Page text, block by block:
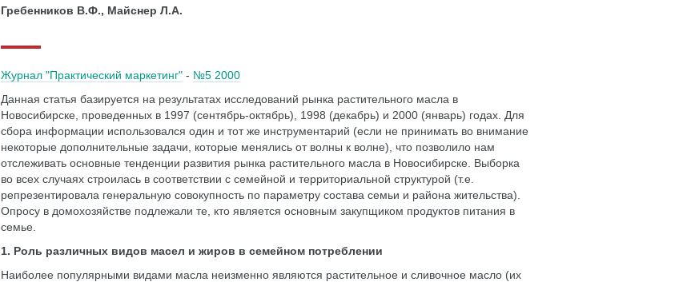
Гребенников В.Ф., Майснер Л.А.
Журнал "Практический маркетинг" - №5 2000
Данная статья базируется на результатах исследований рынка растительного масла в
Новосибирске, проведенных в 1997 (сентябрь-октябрь), 1998 (декабрь) и 2000 (январь) годах. Для
сбора информации использовался один и тот же инструментарий (если не принимать во внимание
некоторые дополнительные задачи, которые менялись от волны к волне), что позволило нам
отслеживать основные тенденции развития рынка растительного масла в Новосибирске. Выборка
во всех случаях строилась в соответствии с семейной и территориальной структурой (т.е.
репрезентировала генеральную совокупность по параметру состава семьи и района жительства).
Опросу в домохозяйстве подлежали те, кто является основным закупщиком продуктов питания в
семье.
1. Роль различных видов масел и жиров в семейном потреблении
Наиболее популярными видами масла неизменно являются растительное и сливочное масло (их